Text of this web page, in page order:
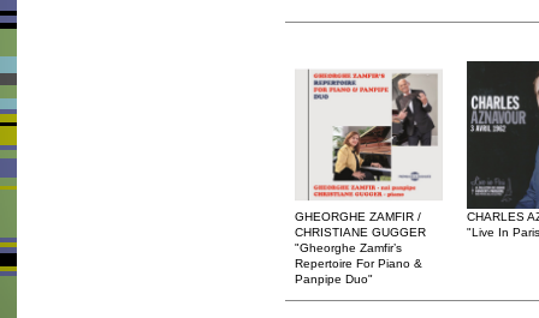
GHEORGHE ZAMFIR /
CHRISTIANE GUGGER
"Gheorghe Zamfir’s
Repertoire For Piano &
Panpipe Duo"
CHARLES
"Live In